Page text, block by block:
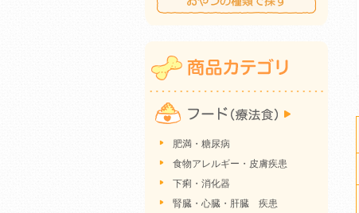
肥満・糖尿病
食物アレルギー・皮膚疾患
下痢・消化器
腎臓・心臓・肝臓 疾患